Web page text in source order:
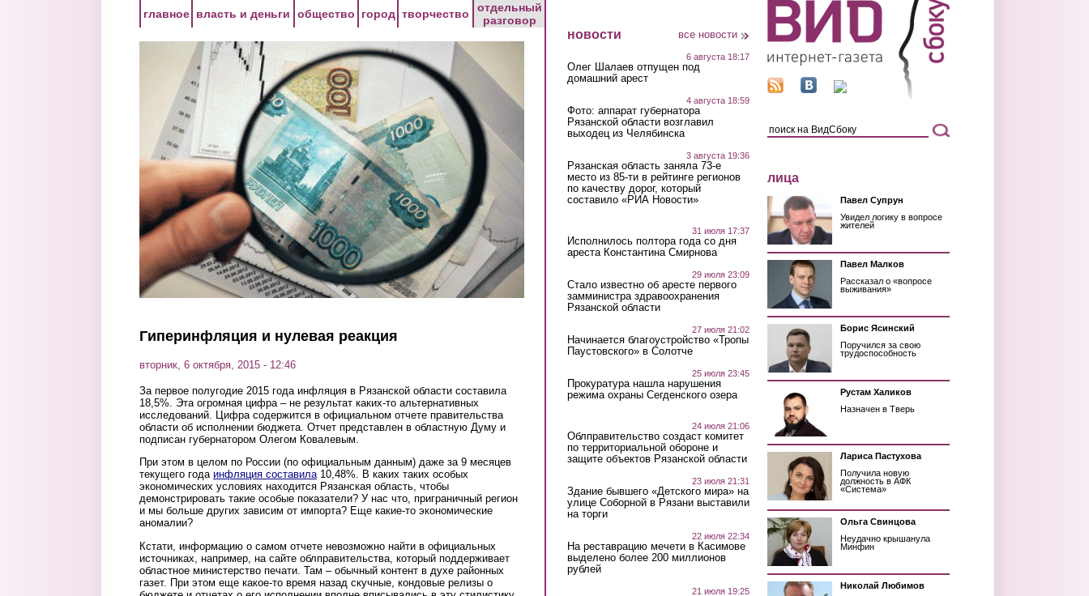
главное власть и деньги общество город творчество
отдельный
разговор
Гиперинфляция и нулевая реакция
вторник, 6 октября, 2015 - 12:46
За первое полугодие 2015 года инфляция в Рязанской области составила
18,5%. Эта огромная цифра – не результат каких-то альтернативных
исследований. Цифра содержится в официальном отчете правительства
области об исполнении бюджета. Отчет представлен в областную Думу и
подписан губернатором Олегом Ковалевым.
При этом в целом по России (по официальным данным) даже за 9 месяцев
текущего года инфляция составила10,48%. В каких таких особых
экономических условиях находится Рязанская область, чтобы
демонстрировать такие особые показатели? У нас что, приграничный регион
и мы больше других зависим от импорта? Еще какие-то экономические
аномалии?
Кстати, информацию о самом отчете невозможно найти в официальных
источниках, например, на сайте облправительства, который поддерживает
областное министерство печати. Там – обычный контент в духе районных
газет. При этом еще какое-то время назад скучные, кондовые релизы о
новости все новости
6 августа 18:17
Олег Шалаев отпущен под
домашний арест
4 августа 18:59
Фото: аппарат губернатора
Рязанской области возглавил
выходец из Челябинска
3 августа 19:36
Рязанская область заняла 73-е
место из 85-ти в рейтинге регионов
по качеству дорог, который
составило «РИА Новости»
31 июля 17:37
Исполнилось полтора года со дня
ареста Константина Смирнова
29 июля 23:09
Стало известно об аресте первого
замминистра здравоохранения
Рязанской области
27 июля 21:02
Начинается благоустройство «Тропы
Паустовского» в Солотче
25 июля 23:45
Прокуратура нашла нарушения
режима охраны Сегденского озера
24 июля 21:06
Облправительство создаст комитет
по территориальной обороне и
защите объектов Рязанской области
23 июля 21:31
Здание бывшего «Детского мира» на
улице Соборной в Рязани выставили
на торги
22 июля 22:34
На реставрацию мечети в Касимове
выделено более 200 миллионов
рублей
21 июля 19:25
лица
Павел Супрун
Увидел логику в вопросе
жителей
Павел Малков
Рассказал о «вопросе
выживания»
Борис Ясинский
Поручился за свою
трудоспособность
Рустам Халиков
Назначен в Тверь
Лариса Пастухова
Получила новую
должность в АФК
«Система»
Ольга Свинцова
Неудачно крышанула
Минфин
Николай Любимов